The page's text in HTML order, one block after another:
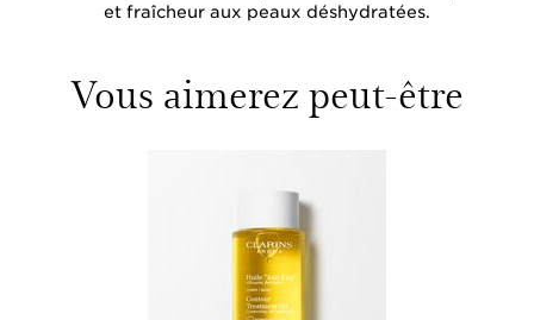
et fraîcheur aux peaux déshydratées.
Vous aimerez peut-être